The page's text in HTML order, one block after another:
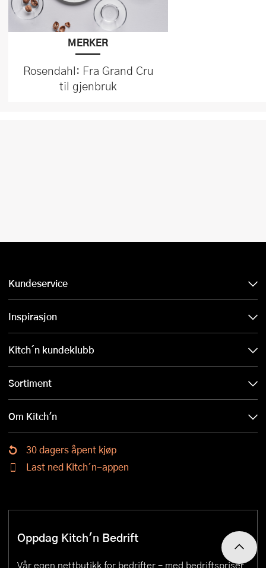
MERKER
Rosendahl: Fra Grand Cru
til gjenbruk
Kundeservice
Inspirasjon
Kitch´n kundeklubb
Sortiment
Om Kitch'n
30 dagers åpent kjøp
Last ned Kitch´n-appen
Oppdag Kitch'n Bedrift
Vår egen nettbutikk for bedrifter – med bedriftspriser,